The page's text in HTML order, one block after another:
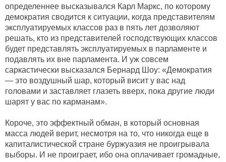
определеннее высказывался Карл Маркс, по которому
демократия сводится к ситуации, когда представителям
эксплуатируемых классов раз в пять лет дозволяют
решать, кто из представителей господствующих классов
будет представлять эксплуатируемых в парламенте и
подавлять их вне парламента. И уж совсем
саркастически высказался Бернард Шоу: «Демократия
— это воздушный шар, который висит у вас над
головами и заставляет глазеть вверх, пока другие люди
шарят у вас по карманам».
Короче, это эффектный обман, в который основная
масса людей верит, несмотря на то, что никогда еще в
капиталистической стране буржуазия не проигрывала
выборы. И не проиграет, ибо она оплачивает громадные,